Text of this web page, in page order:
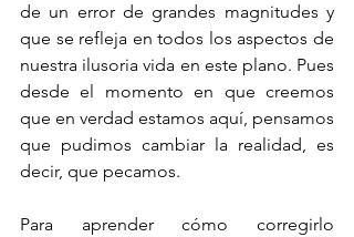
de un error de grandes magnitudes y
que se refleja en todos los aspectos de
nuestra ilusoria vida en este plano. Pues
desde el momento en que creemos
que en verdad estamos aquí, pensamos
que pudimos cambiar la realidad, es
decir, que pecamos.
Para aprender cómo corregirlo